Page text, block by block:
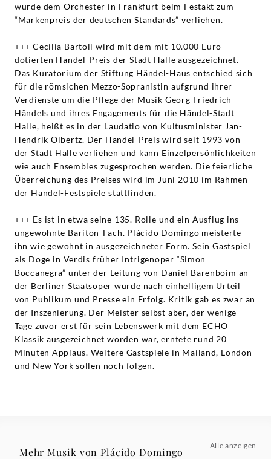
wurde dem Orchester in Frankfurt beim Festakt zum
“Markenpreis der deutschen Standards” verliehen.
+++ Cecilia Bartoli wird mit dem mit 10.000 Euro
dotierten Händel-Preis der Stadt Halle ausgezeichnet.
Das Kuratorium der Stiftung Händel-Haus entschied sich
für die römsichen Mezzo-Sopranistin aufgrund ihrer
Verdienste um die Pflege der Musik Georg Friedrich
Händels und ihres Engagements für die Händel-Stadt
Halle, heißt es in der Laudatio von Kultusminister Jan-
Hendrik Olbertz. Der Händel-Preis wird seit 1993 von
der Stadt Halle verliehen und kann Einzelpersönlichkeiten
wie auch Ensembles zugesprochen werden. Die feierliche
Überreichung des Preises wird im Juni 2010 im Rahmen
der Händel-Festspiele stattfinden.
+++ Es ist in etwa seine 135. Rolle und ein Ausflug ins
ungewohnte Bariton-Fach. Plácido Domingo meisterte
ihn wie gewohnt in ausgezeichneter Form. Sein Gastspiel
als Doge in Verdis früher Intrigenoper “Simon
Boccanegra” unter der Leitung von Daniel Barenboim an
der Berliner Staatsoper wurde nach einhelligem Urteil
von Publikum und Presse ein Erfolg. Kritik gab es zwar an
der Inszenierung. Der Meister selbst aber, der wenige
Tage zuvor erst für sein Lebenswerk mit dem ECHO
Klassik ausgezeichnet worden war, erntete rund 20
Minuten Applaus. Weitere Gastspiele in Mailand, London
und New York sollen noch folgen.
Mehr Musik von Plácido Domingo
Alle anzeigen